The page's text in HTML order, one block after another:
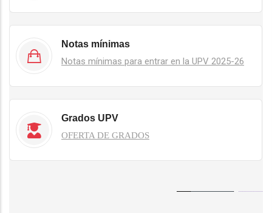
Notas mínimas
Notas mínimas para entrar en la UPV 2025-26
Grados UPV
OFERTA DE GRADOS